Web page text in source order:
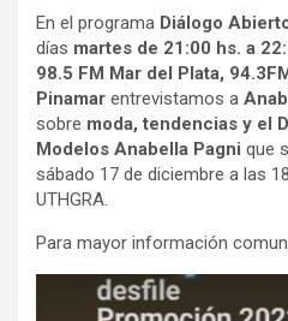
En el programa Diálogo
días martes de 21:00 hs. a
98.5 FM Mar del Plata,
Pinamar entrevistamos a
sobre moda, tendencias y el
Modelos Anabella Pagni que
sábado 17 de diciembre a las
UTHGRA.
Para mayor información